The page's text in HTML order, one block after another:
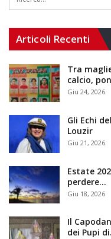
Articoli Recenti
Tra
calcio,
Giu 24, 2026
Gli Echi
Louzir
Giu 21, 2026
Estate
perdere…
Giu 18, 2026
Il
dei Pupi